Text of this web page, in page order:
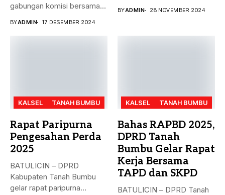
gabungan komisi bersama
BYADMIN 17 DESEMBER 2024
BYADMIN 28 NOVEMBER 2024
KALSEL TANAH BUMBU
Rapat Paripurna
Pengesahan Perda
2025
BATULICIN – DPRD
Kabupaten Tanah Bumbu
gelar rapat paripurna
KALSEL TANAH BUMBU
Bahas RAPBD 2025,
DPRD Tanah
Bumbu Gelar Rapat
Kerja Bersama
TAPD dan SKPD
BATULICIN – DPRD Tanah